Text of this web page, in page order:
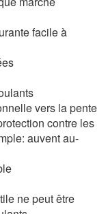
facile à
vers la pente
contre les
auvent au-
ne peut être